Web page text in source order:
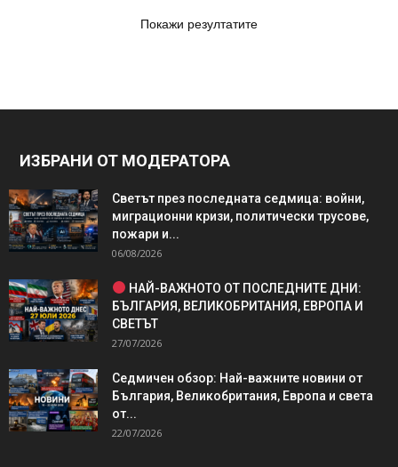
Покажи резултатите
ИЗБРАНИ ОТ МОДЕРАТОРА
Светът през последната седмица: войни,
миграционни кризи, политически трусове,
пожари и...
06/08/2026
НАЙ-ВАЖНОТО ОТ ПОСЛЕДНИТЕ ДНИ:
БЪЛГАРИЯ, ВЕЛИКОБРИТАНИЯ, ЕВРОПА И
СВЕТЪТ
27/07/2026
Седмичен обзор: Най-важните новини от
България, Великобритания, Европа и света
от...
22/07/2026